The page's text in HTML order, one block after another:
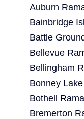
Auburn
Bainbridge
Battle
Bellevue
Bellingham
Bonney
Bothell
Bremerton